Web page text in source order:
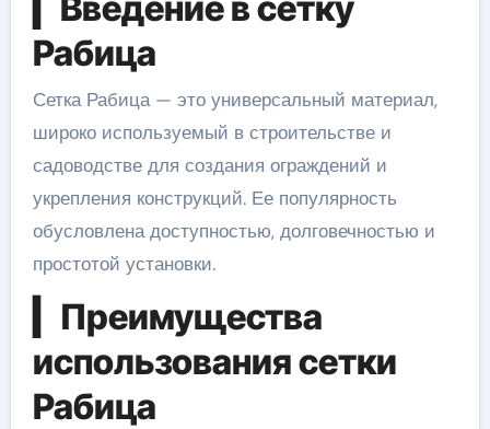
Рабица
Сетка Рабица — это универсальный материал,
широко используемый в строительстве и
садоводстве для создания ограждений и
укрепления конструкций. Ее популярность
обусловлена доступностью, долговечностью и
простотой установки.
▎Преимущества
использования сетки
Рабица